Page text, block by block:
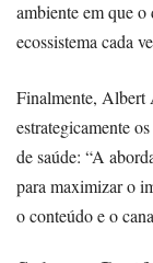
ambiente em que o
ecossistema cada
Finalmente, Albert
estrategicamente
de saúde: “A
para maximizar o
o conteúdo e o